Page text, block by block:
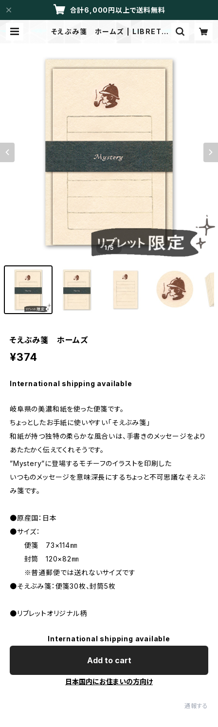
合計6,000円以上で送料無料
そえぶみ箋 ホームズ | LIBRETT
1/5
そえぶみ箋 ホームズ
¥374
International shipping available
岐阜県の美濃和紙を使った便箋です。
ちょっとしたお手紙に使いやすい「そえぶみ箋」
和紙が持つ独特の柔らかな風合いは、手書きのメッセージをより
あたたかく伝えてくれそうです。
”Mystery”に登場するモチーフのイラストを印刷した
いつものメッセージを意味深長にするちょっと不可思議なそえぶ
み箋です。
●原産国：日本
●サイズ：
便箋 73×114㎜
封筒 120×82㎜
※普通郵便では送れないサイズです
●そえぶみ箋：便箋30枚、封筒5枚
●リブレットオリジナル柄
International shipping available
Add to cart
日本国内にお住まいの方向け
通報する